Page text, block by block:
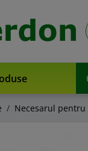
Necesarul